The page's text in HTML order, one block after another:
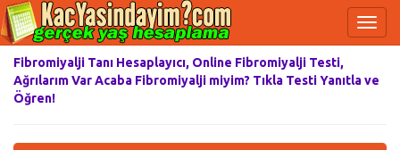
Fibromiyalji Tanı Hesaplayıcı, Online Fibromiyalji Testi,
Ağrılarım Var Acaba Fibromiyalji miyim? Tıkla Testi Yanıtla ve
Öğren!